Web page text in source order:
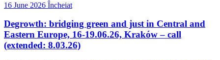
16 June 2026 Încheiat
Degrowth: bridging green and just in Central and
Eastern Europe, 16-19.06.26, Kraków – call
(extended: 8.03.26)